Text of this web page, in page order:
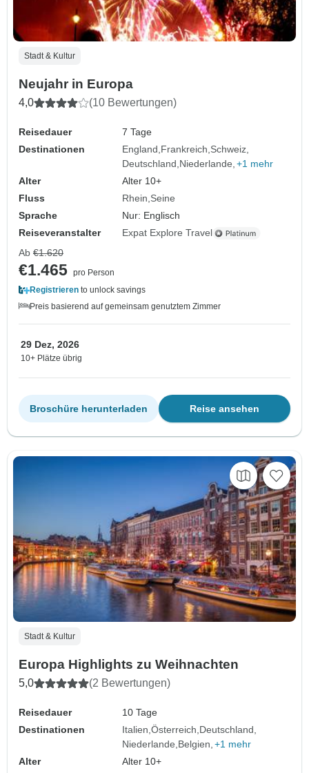
Stadt & Kultur
Neujahr in Europa
4,0 (10 Bewertungen)
Reisedauer
7 Tage
Destinationen
England Frankreich Schweiz
Deutschland Niederlande +1 mehr
Alter
Alter 10+
Fluss
Rhein Seine
Sprache
Nur: Englisch
Reiseveranstalter
Expat Explore Travel
Ab €1.620
€1.465 pro Person
Registrieren to unlock savings
Preis basierend auf gemeinsam genutztem Zimmer
29 Dez, 2026
10+ Plätze übrig
Reise ansehen
Broschüre herunterladen
Stadt & Kultur
Europa Highlights zu Weihnachten
5,0 (2 Bewertungen)
Reisedauer
10 Tage
Destinationen
Italien Österreich Deutschland
Niederlande Belgien +1 mehr
Alter
Alter 10+